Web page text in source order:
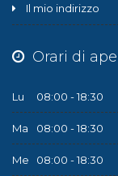
Il mio indirizzo
Orari di
Lu 08:00 - 18:30
Ma 08:00 - 18:30
Me 08:00 - 18:30